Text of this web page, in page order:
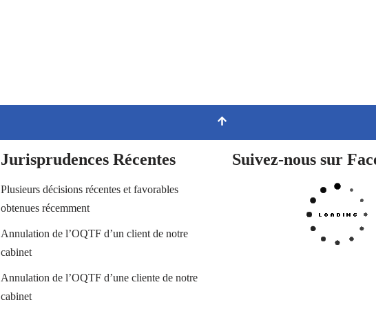
Jurisprudences Récentes
Plusieurs décisions récentes et favorables
obtenues récemment
Annulation de l’OQTF d’un client de notre
cabinet
Annulation de l’OQTF d’une cliente de notre
cabinet
Suivez-nous sur